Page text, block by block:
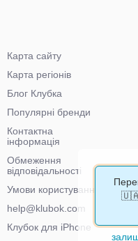
Карта сайту
Карта регіонів
Блог Клубка
Популярні бренди
Контактна
інформація
Обмеження
відповідальності
Умови користування
help@klubok.com
Клубок для iPhone